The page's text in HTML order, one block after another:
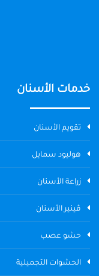
خدمات الأسنان
تقويم الأسنان
هوليود سمايل
زراعة الأسنان
ڤينير الأسنان
حشو عصب
الحشوات التجميلية